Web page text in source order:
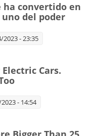
ha convertido en
del poder
- 23:35
Cars.
- 14:54